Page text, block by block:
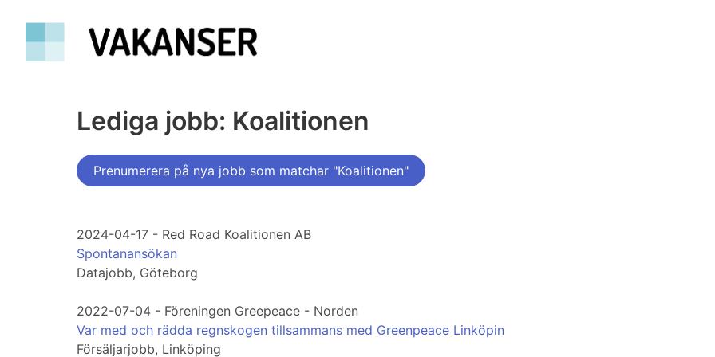
Lediga jobb: Koalitionen
Prenumerera på nya jobb som matchar "Koalitionen"
2024-04-17 - Red Road Koalitionen AB
Spontanansökan
Datajobb, Göteborg
2022-07-04 - Föreningen Greepeace - Norden
Var med och rädda regnskogen tillsammans med Greenpeace Linköpin
Försäljarjobb, Linköping